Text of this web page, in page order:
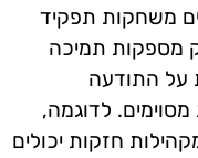
משחקות תפקיד
מספקות תמיכה
על התודעה
מסוימים. לדוגמה,
חזקות יכולים